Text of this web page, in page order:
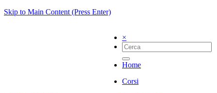
Skip to Main Content (Press Enter)
×
Home
Corsi